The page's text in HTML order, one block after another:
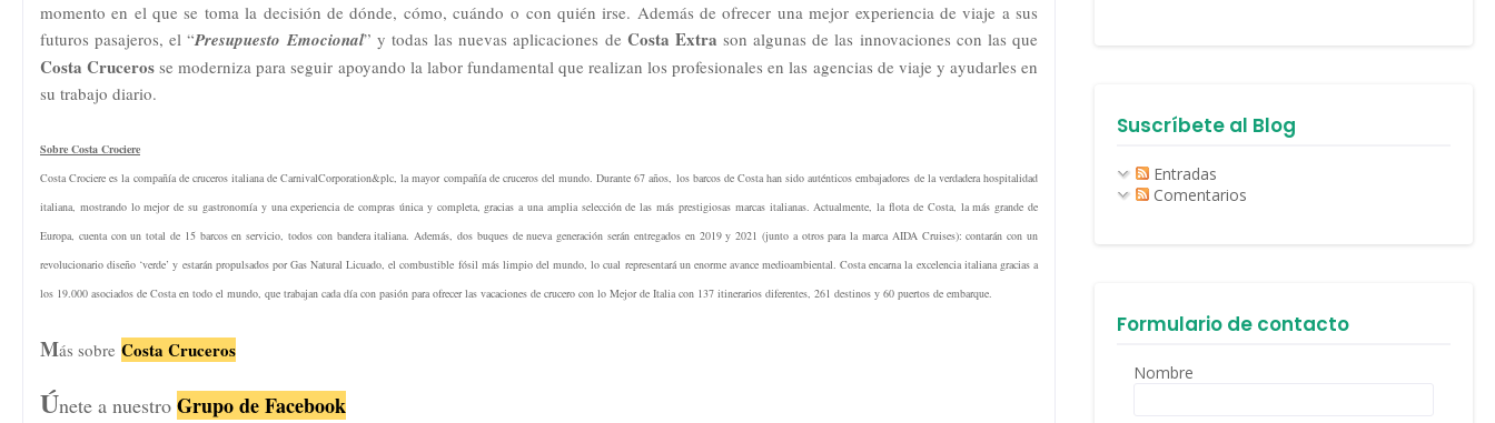
momento en el que se toma la decisión de dónde, cómo, cuándoo con quién irse. Además de ofrecer una mejor experiencia de viaje a sus
futuros pasajeros, el “Presupuesto Emocional” y todas las nuevas aplicaciones de Costa Extra son algunas de las innovaciones con las que
Costa Cruceros se moderniza para seguir apoyando la labor fundamental que realizan los profesionales en las agencias de viaje y ayudarles en
su trabajo diario.
Sobre Costa Crociere
Costa Crociere es la compañía de cruceros italiana de CarnivalCorporation&plc, la mayor compañía de cruceros del mundo. Durante 67 años, los barcos de Costa han sido auténticos embajadores de la verdadera hospitalidad
italiana, mostrando lo mejor de su gastronomía y una experiencia de compras única y completa, gracias a una amplia selección de las más prestigiosas marcas italianas. Actualmente, la flota de Costa, la más grande de
Europa, cuenta con un total de 15 barcos en servicio, todos con bandera italiana. Además, dos buques de nueva generación serán entregados en 2019 y 2021 (junto a otros para la marca AIDA Cruises): contarán con un
revolucionario diseño ‘verde’ y estarán propulsados por Gas Natural Licuado, el combustible fósil más limpio del mundo, lo cual representará un enorme avance medioambiental. Costa encarna la excelencia italiana gracias a
los 19.000 asociados de Costa en todo el mundo, que trabajan cada día con pasión para ofrecer las vacaciones de crucero con lo Mejor de Italia con 137 itinerarios diferentes, 261 destinos y 60 puertos de embarque.
Más sobre Costa Cruceros
Únete a nuestro Grupo de Facebook
Suscríbete al Blog
Entradas
Comentarios
Formulario de contacto
Nombre